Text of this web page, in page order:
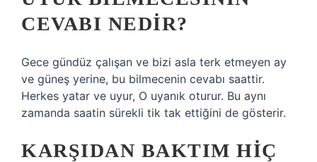
CEVABI NEDIR?
Gece gündüz çalışan ve bizi asla terk etmeyen ay
ve güneş yerine, bu bilmecenin cevabı saattir.
Herkes yatar ve uyur, O uyanık oturur. Bu aynı
zamanda saatin sürekli tik tak ettiğini de gösterir.
KARŞIDAN BAKTIM HIÇ